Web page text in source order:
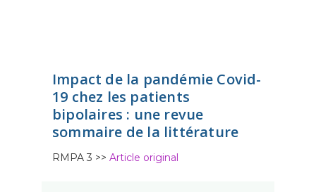
Impact de la pandémie Covid-
19 chez les patients
bipolaires : une revue
sommaire de la littérature
RMPA 3 >> Article original